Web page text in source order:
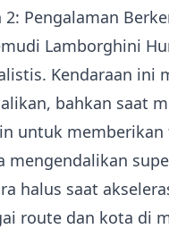
2: Pengalaman
Lamborghini
Kendaraan ini
bahkan saat
untuk
mengendalikan
halus saat
route dan kota di